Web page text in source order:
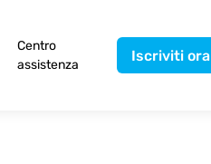
Centro
assistenza
Iscriviti ora